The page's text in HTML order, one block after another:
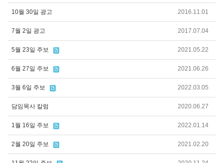
10월 30일 광고 2016.11.01
7월 2일 광고 2017.07.04
5월 23일 주보 2021.05.22
6월 27일 주보 2021.06.26
3월 6일 주보 2022.03.05
담임목사 칼럼 2020.06.27
1월 16일 주보 2022.01.14
2월 20일 주보 2021.02.20